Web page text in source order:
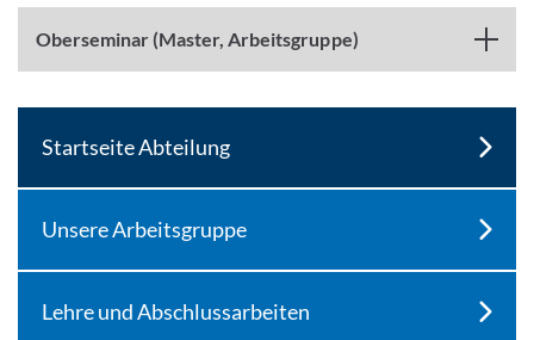
Oberseminar (Master, Arbeitsgruppe)
Startseite Abteilung
Unsere Arbeitsgruppe
Lehre und Abschlussarbeiten